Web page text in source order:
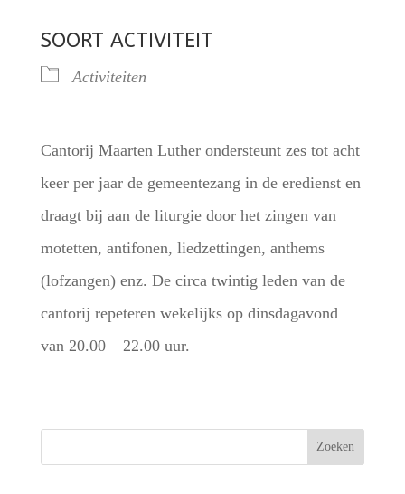
SOORT ACTIVITEIT
Activiteiten
Cantorij Maarten Luther ondersteunt zes tot acht
keer per jaar de gemeentezang in de eredienst en
draagt bij aan de liturgie door het zingen van
motetten, antifonen, liedzettingen, anthems
(lofzangen) enz. De circa twintig leden van de
cantorij repeteren wekelijks op dinsdagavond
van 20.00 – 22.00 uur.